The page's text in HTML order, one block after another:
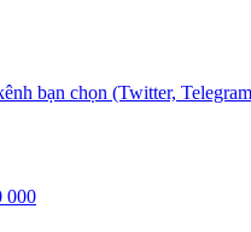
bạn chọn (Twitter,
000